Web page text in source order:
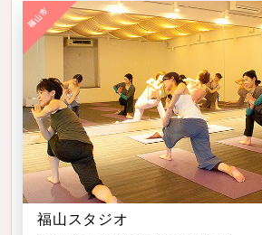
福山スタジオ